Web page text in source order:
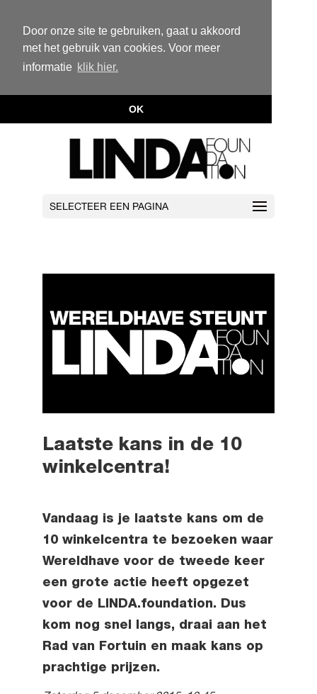
Door onze site te gebruiken, gaat u akkoord
met het gebruik van cookies. Voor meer
informatie klik hier.
OK
SELECTEER EEN PAGINA
Laatste kans in de 10
winkelcentra!
Vandaag is je laatste kans om de
10 winkelcentra te bezoeken waar
Wereldhave voor de tweede keer
een grote actie heeft opgezet
voor de LINDA.foundation. Dus
kom nog snel langs, draai aan het
Rad van Fortuin en maak kans op
prachtige prijzen.